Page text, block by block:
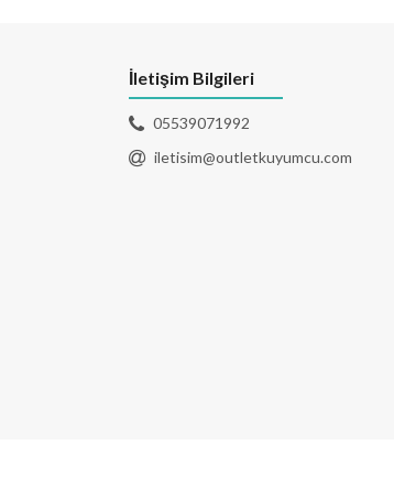
İletişim Bilgileri
05539071992
iletisim@outletkuyumcu.com